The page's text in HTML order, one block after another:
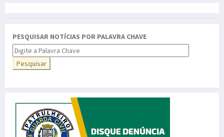
PESQUISAR NOTÍCIAS POR PALAVRA CHAVE